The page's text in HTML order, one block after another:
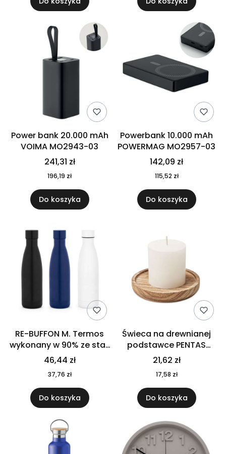
Power bank 20.000 mAh
VOIMA MO2943-03
241,31 zł
196,19 zł
Do koszyka
Powerbank 10.000 mAh
POWERMAG MO2957-03
142,09 zł
115,52 zł
Do koszyka
RE-BUFFON M. Termos
wykonany w 90% ze stali
nierdzewnej
pochodzącej z
recyklingu 520 ml 94294
46,44 zł
37,76 zł
Do koszyka
Świeca na drewnianej
podstawce PENTAS
MO6282-40
21,62 zł
17,58 zł
Do koszyka